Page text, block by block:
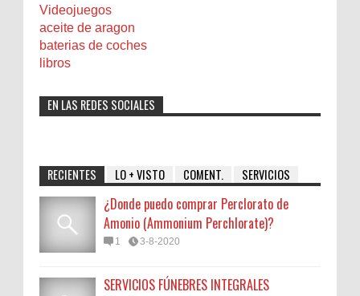
Videojuegos
aceite de aragon
baterias de coches
libros
EN LAS REDES SOCIALES
RECIENTES LO + VISTO COMENT. SERVICIOS
¿Donde puedo comprar Perclorato de
Amonio (Ammonium Perchlorate)?
1 3-8-2020
SERVICIOS FÚNEBRES INTEGRALES